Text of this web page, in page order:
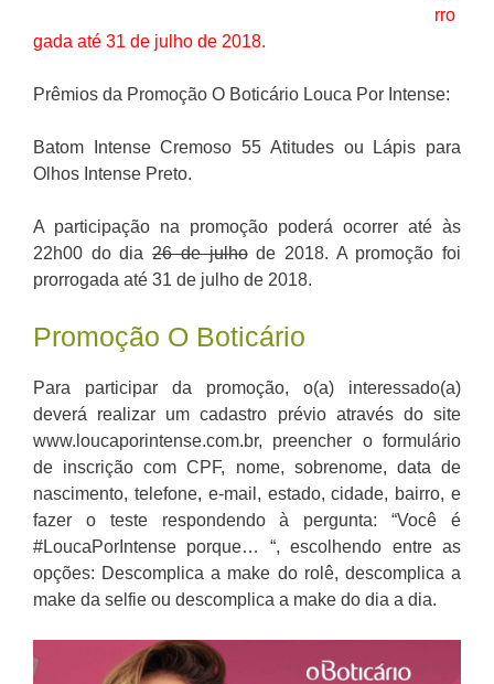
rro
gada até 31 de julho de 2018.
Prêmios da Promoção O Boticário Louca Por Intense:
Batom Intense Cremoso 55 Atitudes ou Lápis para
Olhos Intense Preto.
A participação na promoção poderá ocorrer até às
22h00 do dia26 de julhode 2018. A promoção foi
prorrogada até 31 de julho de 2018.
Promoção O Boticário
Para participar da promoção, o(a) interessado(a)
deverá realizar um cadastro prévio através do site
www.loucaporintense.com.br, preencher o formulário
de inscrição com CPF, nome, sobrenome, data de
nascimento, telefone, e-mail, estado, cidade, bairro, e
fazer o teste respondendo à pergunta: “Você é
#LoucaPorIntense porque… “, escolhendo entre as
opções: Descomplica a make do rolê, descomplica a
make da selfie ou descomplica a make do dia a dia.